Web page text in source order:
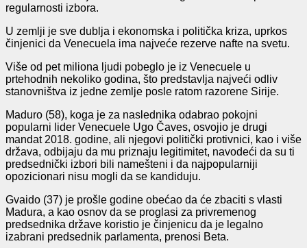
regularnosti izbora.
U zemlji je sve dublja i ekonomska i politička kriza, uprkos
činjenici da Venecuela ima najveće rezerve nafte na svetu.
Više od pet miliona ljudi pobeglo je iz Venecuele u
prtehodnih nekoliko godina, što predstavlja najveći odliv
stanovništva iz jedne zemlje posle ratom razorene Sirije.
Maduro (58), koga je za naslednika odabrao pokojni
popularni lider Venecuele Ugo Čaves, osvojio je drugi
mandat 2018. godine, ali njegovi politički protivnici, kao i više
država, odbijaju da mu priznaju legitimitet, navodeći da su ti
predsednički izbori bili namešteni i da najpopularniji
opozicionari nisu mogli da se kandiduju.
Gvaido (37) je prošle godine obećao da će zbaciti s vlasti
Madura, a kao osnov da se proglasi za privremenog
predsednika države koristio je činjenicu da je legalno
izabrani predsednik parlamenta, prenosi Beta.